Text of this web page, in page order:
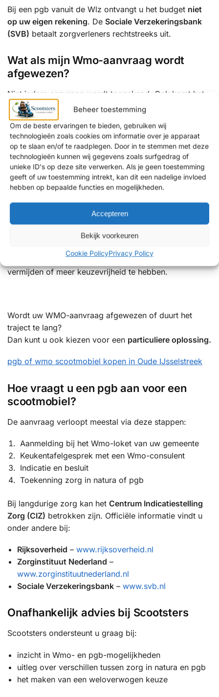
Beheer toestemming
Om de beste ervaringen te bieden, gebruiken wij
technologieën zoals cookies om informatie over je apparaat
op te slaan en/of te raadplegen. Door in te stemmen met deze
technologieën kunnen wij gegevens zoals surfgedrag of
unieke ID's op deze site verwerken. Als je geen toestemming
geeft of uw toestemming intrekt, kan dit een nadelige invloed
hebben op bepaalde functies en mogelijkheden.
Accepteren
Bekijk voorkeuren
Cookie PolicyPrivacy Policy
Bij een pgb vanuit de Wlz ontvangt u het budget niet
op uw eigen rekening. De Sociale Verzekeringsbank
(SVB) betaalt zorgverleners rechtstreeks uit.
Wat als mijn Wmo-aanvraag wordt
afgewezen?
Niet iedere aanvraag wordt toegekend. Ook komt het
voor dat het aangeboden hulpmiddel niet goed aansluit
bij uw wensen, bijvoorbeeld op het gebied van
comfort, actieradius of gebruik buitenshuis.
Hoewel wij geen showroom in Oude IJsselstreek
hebben, kiezen veel klanten uit Oude IJsselstreek
ervoor onze showroom inAmsterdam (Noord-
Holland)ofKrimpen aan de Lek (Zuid-Holland)
bezoeken voor persoonlijk advies over passende
In sommige situaties kan hetfinancieel aantrekkelijker
schaffen, bijvoorbeeld om een eigen bijdrage te
vermijden of meer keuzevrijheid te hebben.
Wordt uw WMO-aanvraag afgewezen of duurt het
traject te lang?
Dan kunt u ook kiezen voor een particuliere oplossing.
pgb of wmo scootmobiel kopen in Oude IJsselstreek
Hoe vraagt u een pgb aan voor een
scootmobiel?
De aanvraag verloopt meestal via deze stappen:
Aanmelding bij het Wmo-loket van uw gemeente
Keukentafelgesprek met een Wmo-consulent
Indicatie en besluit
Toekenning zorg in natura of pgb
Bij langdurige zorg kan het Centrum Indicatiestelling
Zorg (CIZ) betrokken zijn. Officiële informatie vindt u
onder andere bij:
Rijksoverheid – www.rijksoverheid.nl
Zorginstituut Nederland –
www.zorginstituutnederland.nl
Sociale Verzekeringsbank – www.svb.nl
Onafhankelijk advies bij Scootsters
Scootsters ondersteunt u graag bij:
inzicht in Wmo- en pgb-mogelijkheden
uitleg over verschillen tussen zorg in natura en pgb
het maken van een weloverwogen keuze